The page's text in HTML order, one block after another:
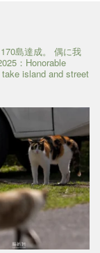
170島達成。
偶に我
：Honorable
take island and street